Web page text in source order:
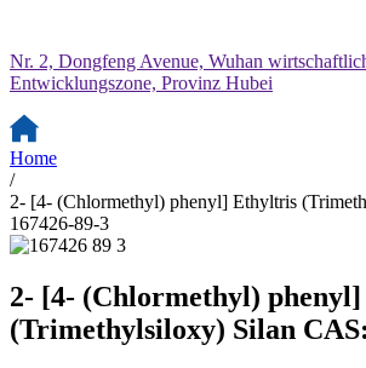
Nr. 2, Dongfeng Avenue, Wuhan
Entwicklungszone, Provinz Hubei
Home
/
2- [4- (Chlormethyl) phenyl] Ethyltris
167426-89-3
2- [4- (Chlormethyl)
(Trimethylsiloxy) Silan